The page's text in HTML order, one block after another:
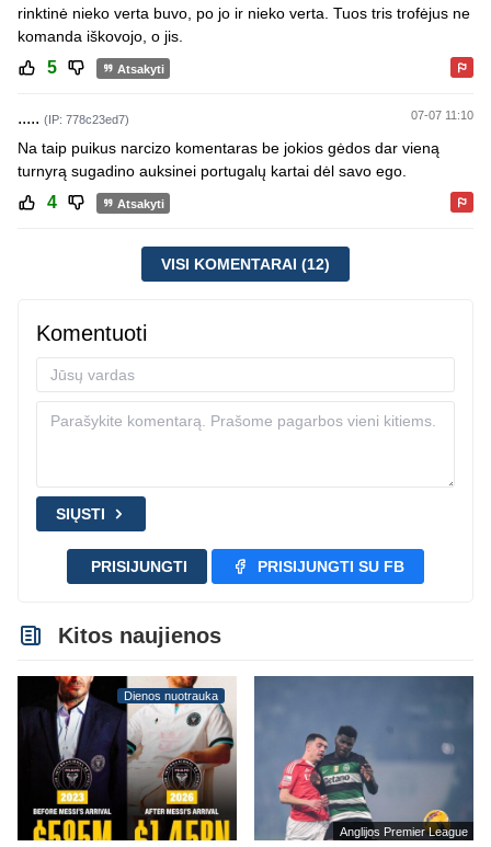
rinktinė nieko verta buvo, po jo ir nieko verta. Tuos tris trofėjus ne
komanda iškovojo, o jis.
5 Atsakyti
..... (IP: 778c23ed7) 07-07 11:10
Na taip puikus narcizo komentaras be jokios gėdos dar vieną
turnyrą sugadino auksinei portugalų kartai dėl savo ego.
4 Atsakyti
VISI KOMENTARAI (12)
Komentuoti
SIŲSTI
PRISIJUNGTI PRISIJUNGTI SU FB
Kitos naujienos
Dienos nuotrauka
Anglijos Premier League